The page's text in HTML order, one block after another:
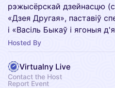
рэжысёрскай дзейнасцю
«Дзея Другая», паставіў
і «Васіль Быкаў і ягоныя
Hosted By
Virtualny Live
Contact the Host
Report Event